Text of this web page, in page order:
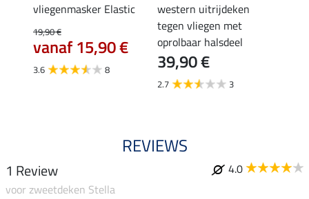
vliegenmasker Elastic
19,90 €
vanaf 15,90 €
3.6 8
western uitrijdeken
tegen vliegen met
oprolbaar halsdeel
39,90 €
2.7 3
REVIEWS
1 Review
4.0
voor zweetdeken Stella